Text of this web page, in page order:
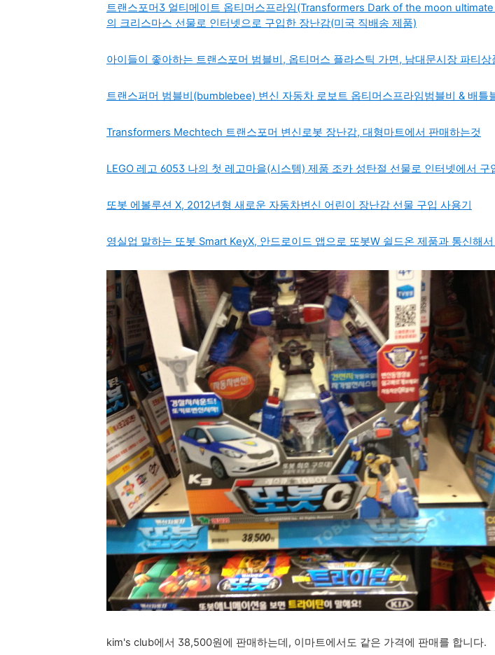
트랜스포머3 얼티메이트 옵티머스프라임(Transformers Dark of the moon
의 크리스마스 선물로 인터넷으로 구입한 장난감(미국 직배송 제품)
아이들이 좋아하는 트랜스포머 범블비, 옵티머스 플라스틱 가면, 남대문시장 파티상
트랜스퍼머 범블비(bumblebee) 변신 자동차 로보트 옵티머스프라임범블비 & 배틀
Transformers Mechtech 트랜스포머 변신로봇 장난감, 대형마트에서 판매하는것
LEGO 레고 6053 나의 첫 레고마을(시스템) 제품 조카 성탄절 선물로 인터넷에서 구
또봇 에볼루션 X, 2012년형 새로운 자동차변신 어린이 장난감 선물 구입 사용기
영실업 말하는 또봇 Smart KeyX, 안드로이드 앱으로 또봇W 쉴드온 제품과 통신해
kim's club에서 38,500원에 판매하는데, 이마트에서도 같은 가격에 판매를 합니다.